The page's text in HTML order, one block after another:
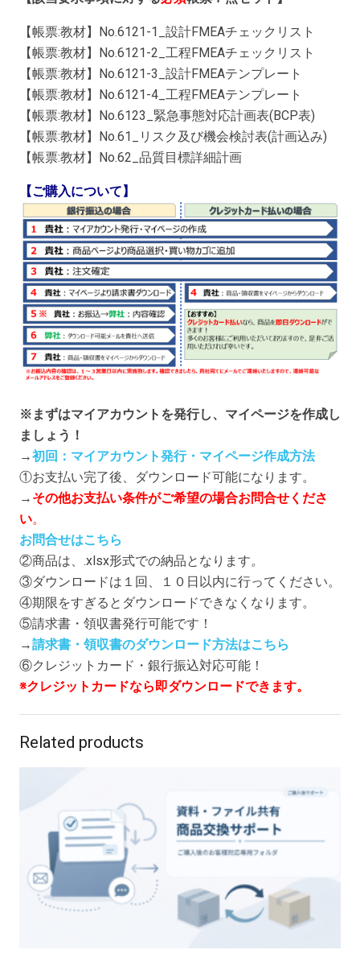
【帳票:教材】No.6121-1_設計FMEAチェックリスト
【帳票:教材】No.6121-2_工程FMEAチェックリスト
【帳票:教材】No.6121-3_設計FMEAテンプレート
【帳票:教材】No.6121-4_工程FMEAテンプレート
【帳票:教材】No.6123_緊急事態対応計画表(BCP表)
【帳票:教材】No.61_リスク及び機会検討表(計画込み)
【帳票:教材】No.62_品質目標詳細計画
【ご購入について】
※まずはマイアカウントを発行し、マイページを作成し
ましょう！
→初回：マイアカウント発行・マイページ作成方法
①お支払い完了後、ダウンロード可能になります。
→ その他お支払い条件がご希望の場合お問合せくださ
い。
お問合せはこちら
②商品は、.xlsx形式での納品となります。
③ダウンロードは１回、１０日以内に行ってください。
④期限をすぎるとダウンロードできなくなります。
⑤請求書・領収書発行可能です！
→請求書・領収書のダウンロード方法はこちら
⑥クレジットカード・銀行振込対応可能！
※クレジットカードなら即ダウンロードできます。
Related products